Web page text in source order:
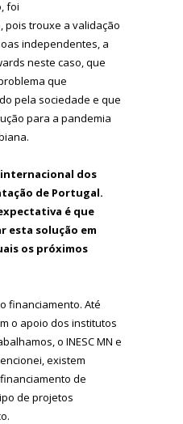
foi
trouxe a validação
independentes, a
neste caso, que
que
pela sociedade e que
para a pandemia
dos
de Portugal.
é que
esta solução em
os próximos
financiamento. Até
o apoio dos institutos
o INESC MN e
existem
de
de projetos